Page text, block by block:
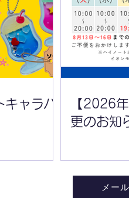
ラ
【2026年
変更のお知
キャラバ
【2026
更のお知
メー